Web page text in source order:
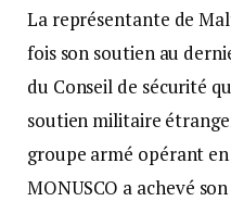
La représentante de
fois son soutien au
du Conseil de sécurité
soutien militaire
groupe armé opérant
MONUSCO a achevé